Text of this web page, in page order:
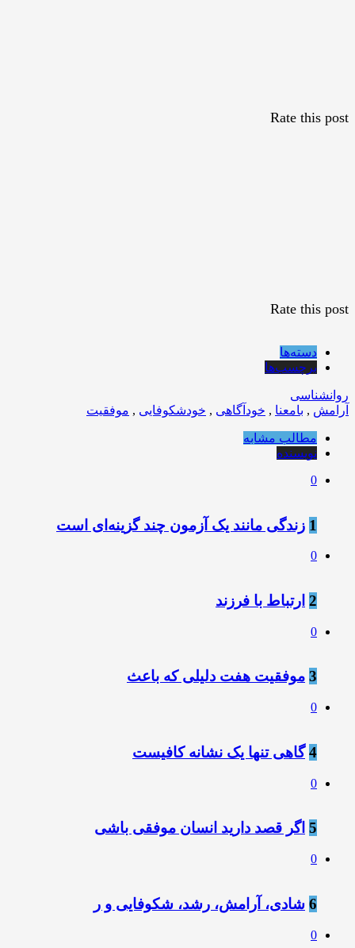
Rate this post
Rate this post
دسته‌ها
برچسب‌ها
روانشناسی
آرامش , بامعنا , خودآگاهی , خودشکوفایی , موفقیت
مطالب مشابه
نویسنده
0
1 زندگی مانند يک آزمون چند گزينه‌ای است
0
2 ارتباط با فرزند
0
3 موفقیت هفت دلیلی که باعث
0
4 ️گاﻫﯽ ﺗﻨﻬﺎ ﯾﮏ ﻧﺸﺎﻧﻪ ﮐﺎﻓﯿﺴﺖ
0
5 اگر قصد دارید انسان موفقی باشی
0
6 شادی، آرامش، رشد، شکوفایی و ر
0